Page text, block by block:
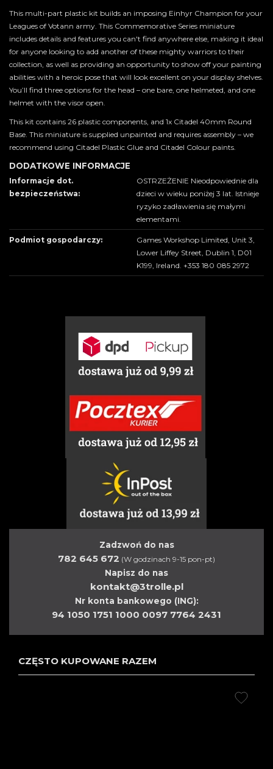
This multi-part plastic kit builds an imposing Einhyr Champion for your
Leagues of Votann army. This Commemorative Series miniature
includes details and features you can't find anywhere else, making it ideal
for anyone looking to add another of these mighty warriors to their
collection, as well as providing an opportunity to show off your painting
abilities with a heroic pose that will look excellent on your display shelves.
You’ll find three options for the head – one bare, one helmeted, and one
helmet with the visor open.
This kit contains 26 plastic components, and 1x Citadel 40mm Round
Base. This miniature is supplied unpainted and requires assembly – we
recommend using Citadel Plastic Glue and Citadel Colour paints.
DODATKOWE INFORMACJE
Informacje dot.
bezpieczeństwa:
OSTRZEŻENIE Nieodpowiednie dla
dzieci w wieku poniżej 3 lat. Istnieje
ryzyko zadławienia się małymi
elementami.
Podmiot gospodarczy:
Games Workshop Limited, Unit 3,
Lower Liffey Street, Dublin 1, D01
K199, Ireland. +353 180 085 2972
Zadzwoń do nas
782 645 672 (W godzinach 9-15 pon-pt)
Napisz do nas
kontakt@3trolle.pl
Nr konta bankowego (ING):
94 1050 1751 1000 0097 7764 2431
CZĘSTO KUPOWANE RAZEM